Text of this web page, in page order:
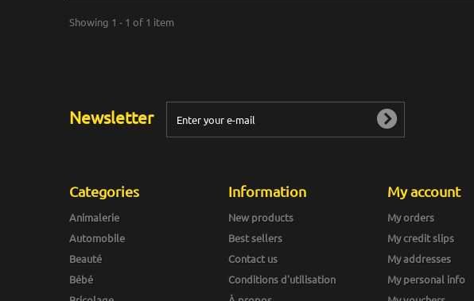
Showing 1 - 1 of 1 item
Newsletter
Categories
Animalerie
Automobile
Beauté
Bébé
Information
New products
Best sellers
Contact us
Conditions d'utilisation
My account
My orders
My credit slips
My addresses
My personal info